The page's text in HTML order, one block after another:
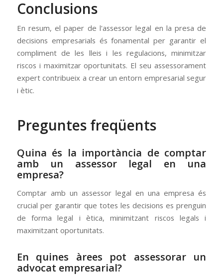
Conclusions
En resum, el paper de l'assessor legal en la presa de
decisions empresarials és fonamental per garantir el
compliment de les lleis i les regulacions, minimitzar
riscos i maximitzar oportunitats. El seu assessorament
expert contribueix a crear un entorn empresarial segur
i ètic.
Preguntes freqüents
Quina és la importància de comptar
amb un assessor legal en una
empresa?
Comptar amb un assessor legal en una empresa és
crucial per garantir que totes les decisions es prenguin
de forma legal i ètica, minimitzant riscos legals i
maximitzant oportunitats.
En quines àrees pot assessorar un
advocat empresarial?